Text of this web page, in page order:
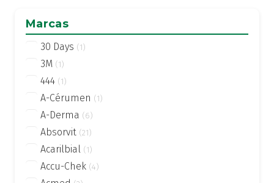
Marcas
30 Days (1)
3M (1)
444 (1)
A-Cérumen (1)
A-Derma (6)
Absorvit (21)
Acarilbial (1)
Accu-Chek (4)